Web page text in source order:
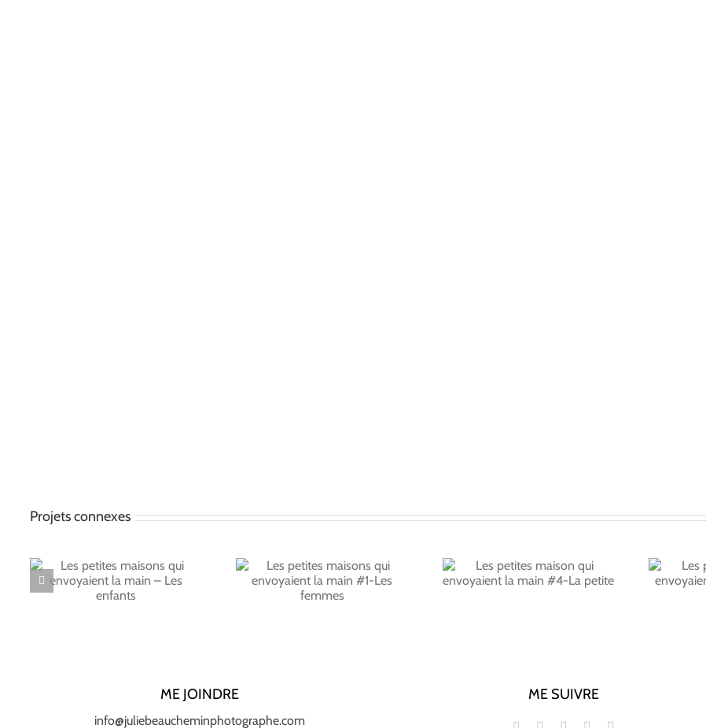
Projets connexes
Les petites maisons
qui envoyaient la
main #1-Les
Les petites maison
qui envoyaient la
main #4-La petite
Les petites maison
qui envoyaient la
ME JOINDRE
info@juliebeaucheminphotographe.com
ME SUIVRE